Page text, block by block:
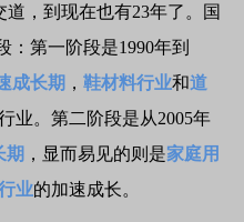
，到现在也有23年了。国
：第一阶段是1990年到
成长期 ， 鞋材料行业和道
业。第二阶段是从2005年
期 ，显而易见的则是家庭用
业的加速成长。